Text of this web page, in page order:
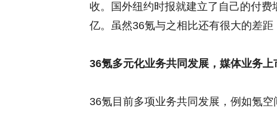
收。国外纽约时报就建立了自己的付
亿。虽然36氪与之相比还有很大的差距
36氪多元化业务共同发展，媒体业务
36氪目前多项业务共同发展，例如氪